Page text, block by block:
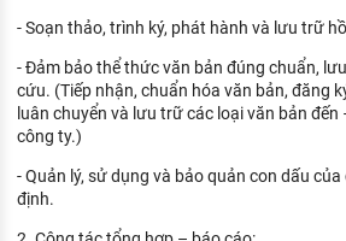
Đặc trưng từng nghề
Xu hướng việc làm
XÂY DỰNG VÀ PHÁT TRIỂN ĐỘI NGŨ
NHÂN SỰ
TUYỂN DỤNG VIỆC LÀM
- Soạn thảo, trình ký, phát hành và lưu trữ
- Đảm bảo thể thức văn bản đúng chuẩn,
cứu. (Tiếp nhận, chuẩn hóa văn bản, đăng
luân chuyển và lưu trữ các loại văn bản đến
công ty.)
- Quản lý, sử dụng và bảo quản con dấu
định.